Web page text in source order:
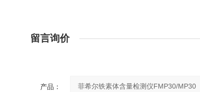
留言询价
产品：